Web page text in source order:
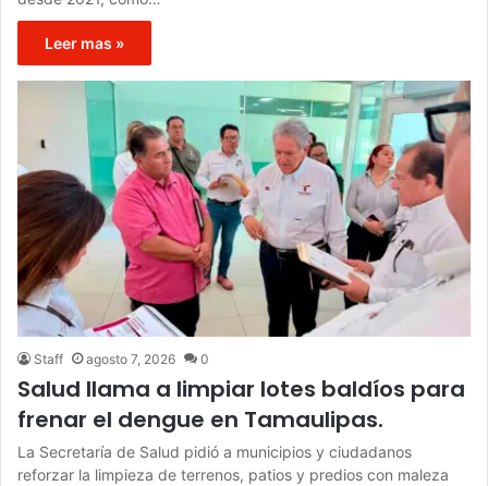
Leer mas »
Staff agosto 7, 2026 0
Salud llama a limpiar lotes baldíos para
frenar el dengue en Tamaulipas.
La Secretaría de Salud pidió a municipios y ciudadanos
reforzar la limpieza de terrenos, patios y predios con maleza